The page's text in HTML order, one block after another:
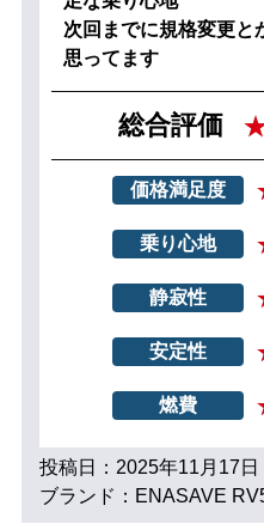
次回までに規格変更と
思ってます
総合評価
価格満足度
乗り心地
静寂性
安定性
燃費
投稿日：2025年11月17日
ブランド：ENASAVE